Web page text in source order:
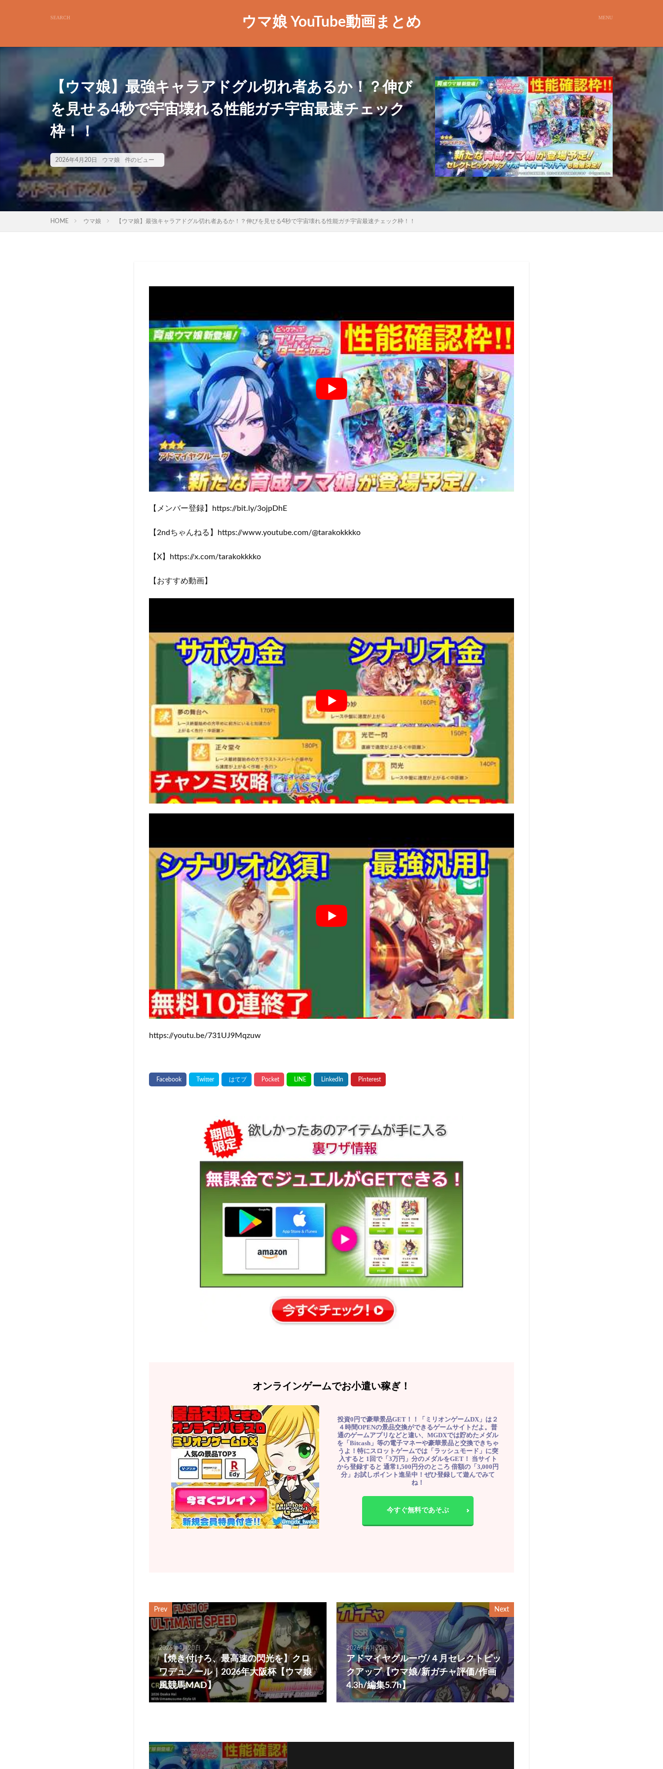
ウマ娘 YouTube動画まとめ
【ウマ娘】最強キャラアドグル切れ者あるか！？伸び
を見せる4秒で宇宙壊れる性能ガチ宇宙最速チェック
枠！！
2026年4月20日 ウマ娘 件のビュー
HOME ウマ娘 【ウマ娘】最強キャラアドグル切れ者あるか！？伸びを見せる4秒で宇宙壊れる性能ガチ宇宙最速チェック枠！！
【メンバー登録】https://bit.ly/3ojpDhE
【2ndちゃんねる】https://www.youtube.com/@tarakokkkko
【X】https://x.com/tarakokkkko
【おすすめ動画】
https://youtu.be/731UJ9Mqzuw
オンラインゲームでお小遣い稼ぎ！
投資0円で豪華景品GET！！「ミリオンゲームDX」は２
４時間OPENの景品交換ができるゲームサイトだよ。普
通のゲームアプリなどと違い、MGDXでは貯めたメダル
を「Bitcash」等の電子マネーや豪華景品と交換できちゃ
うよ！特にスロットゲームでは「ラッシュモード」に突
入すると 1回で「3万円」分のメダルをGET！ 当サイト
から登録すると 通常1,500円分のところ 倍額の「3,000円
分」お試しポイント進呈中！ぜひ登録して遊んでみて
ね！
今すぐ無料であそぶ
Prev
2026年4月20日
【焼き付けろ、最高速の閃光を】クロ
ワデュノール｜2026年大阪杯【ウマ娘
風競馬MAD】
Next
2026年4月20日
アドマイヤグルーヴ/４月セレクトピッ
クアップ【ウマ娘/新ガチャ評価/作画
4.3h/編集5.7h】